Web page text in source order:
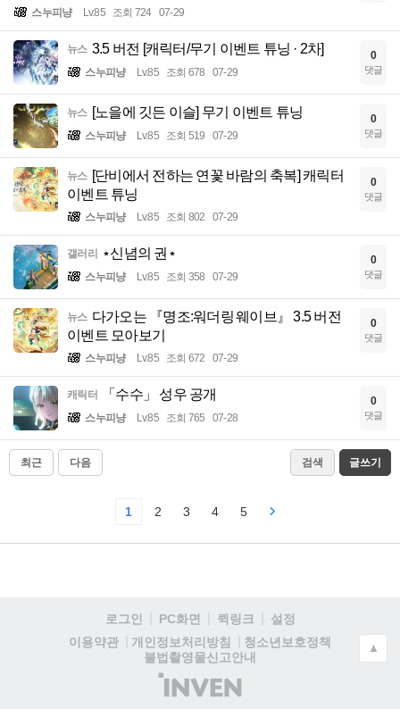
스누피냥 Lv.85 조회 724 07-29
뉴스 3.5 버전 [캐릭터/무기 이벤트 튜닝 · 2차]
스누피냥 Lv.85 조회 678 07-29
0
댓글
뉴스 [노을에 깃든 이슬] 무기 이벤트 튜닝
스누피냥 Lv.85 조회 519 07-29
0
댓글
뉴스 [단비에서 전하는 연꽃 바람의 축복] 캐릭터
이벤트 튜닝
스누피냥 Lv.85 조회 802 07-29
0
댓글
갤러리 ⋆신념의 권⋆
스누피냥 Lv.85 조회 358 07-29
0
댓글
뉴스 다가오는 『명조:워더링 웨이브』 3.5 버전
이벤트 모아보기
스누피냥 Lv.85 조회 672 07-29
0
댓글
캐릭터 「수수」 성우 공개
스누피냥 Lv.85 조회 765 07-28
0
댓글
최근 다음 검색 글쓰기
1 2 3 4 5
로그인 PC화면 퀵링크
설정
이용약관
개인정보처리방침
청소년보호정책
불법촬영물신고안내
(주)
인
▲